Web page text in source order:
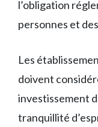
l’obligation
personnes et
Les
doivent
investissement
tranquillité